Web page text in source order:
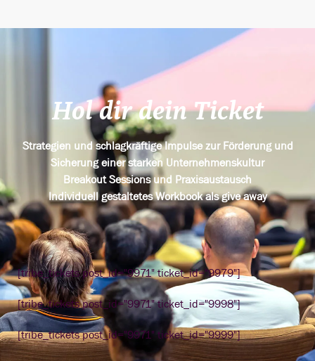
Hol dir dein Ticket
Strategien und schlagkräftige Impulse zur Förderung und
Sicherung einer starken Unternehmenskultur
Breakout Sessions und Praxisaustausch
Individuell gestaltetes Workbook als give away
[tribe_tickets post_id="9971" ticket_id="9979"]
[tribe_tickets post_id="9971" ticket_id="9998"]
[tribe_tickets post_id="9971" ticket_id="9999"]